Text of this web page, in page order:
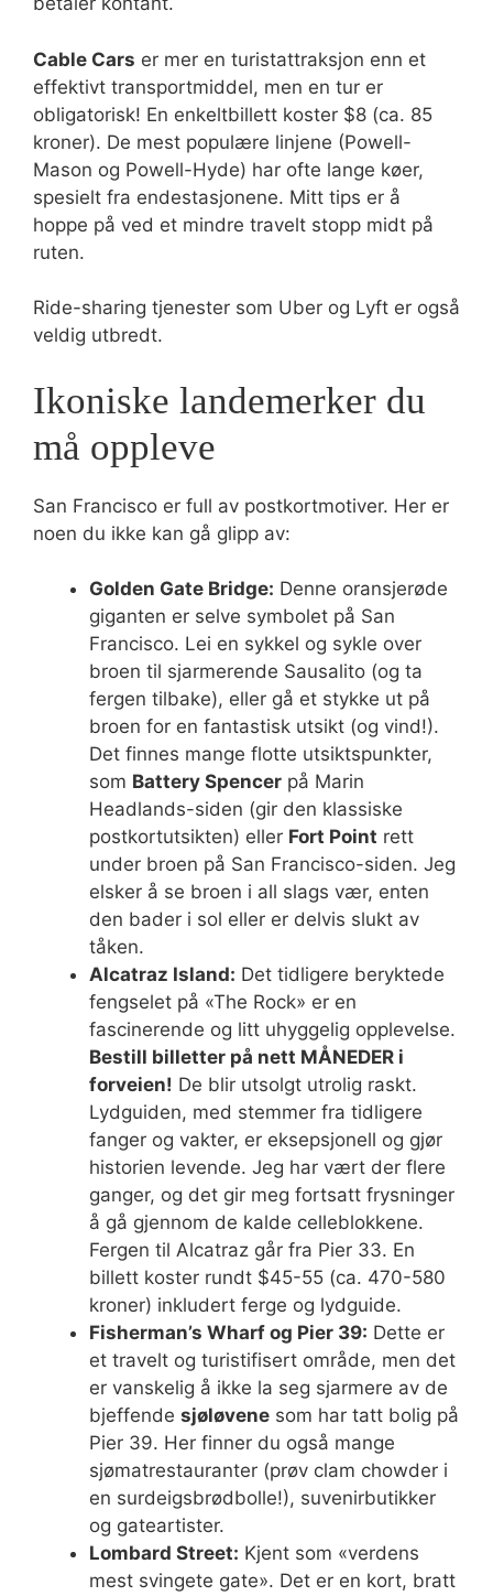
Cable Cars er mer en turistattraksjon enn et
effektivt transportmiddel, men en tur er
obligatorisk! En enkeltbillett koster $8 (ca. 85
kroner). De mest populære linjene (Powell-
Mason og Powell-Hyde) har ofte lange køer,
spesielt fra endestasjonene. Mitt tips er å
hoppe på ved et mindre travelt stopp midt på
ruten.
Ride-sharing tjenester som Uber og Lyft er også
veldig utbredt.
Ikoniske landemerker du
må oppleve
San Francisco er full av postkortmotiver. Her er
noen du ikke kan gå glipp av:
Golden Gate Bridge: Denne oransjerøde
giganten er selve symbolet på San
Francisco. Lei en sykkel og sykle over
broen til sjarmerende Sausalito (og ta
fergen tilbake), eller gå et stykke ut på
broen for en fantastisk utsikt (og vind!).
Det finnes mange flotte utsiktspunkter,
som Battery Spencer på Marin
Headlands-siden (gir den klassiske
postkortutsikten) eller Fort Point rett
under broen på San Francisco-siden. Jeg
elsker å se broen i all slags vær, enten
den bader i sol eller er delvis slukt av
tåken.
Alcatraz Island: Det tidligere beryktede
fengselet på «The Rock» er en
fascinerende og litt uhyggelig opplevelse.
Bestill billetter på nett MÅNEDER i
forveien! De blir utsolgt utrolig raskt.
Lydguiden, med stemmer fra tidligere
fanger og vakter, er eksepsjonell og gjør
historien levende. Jeg har vært der flere
ganger, og det gir meg fortsatt frysninger
å gå gjennom de kalde celleblokkene.
Fergen til Alcatraz går fra Pier 33. En
billett koster rundt $45-55 (ca. 470-580
kroner) inkludert ferge og lydguide.
Fisherman’s Wharf og Pier 39: Dette er
et travelt og turistifisert område, men det
er vanskelig å ikke la seg sjarmere av de
bjeffende sjøløvene som har tatt bolig på
Pier 39. Her finner du også mange
sjømatrestauranter (prøv clam chowder i
en surdeigsbrødbolle!), suvenirbutikker
og gateartister.
Lombard Street: Kjent som «verdens
mest svingete gate». Det er en kort, bratt